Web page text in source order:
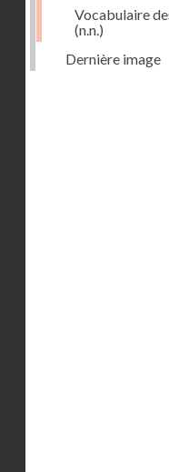
Vocabulaire
(n.n.)
Dernière image